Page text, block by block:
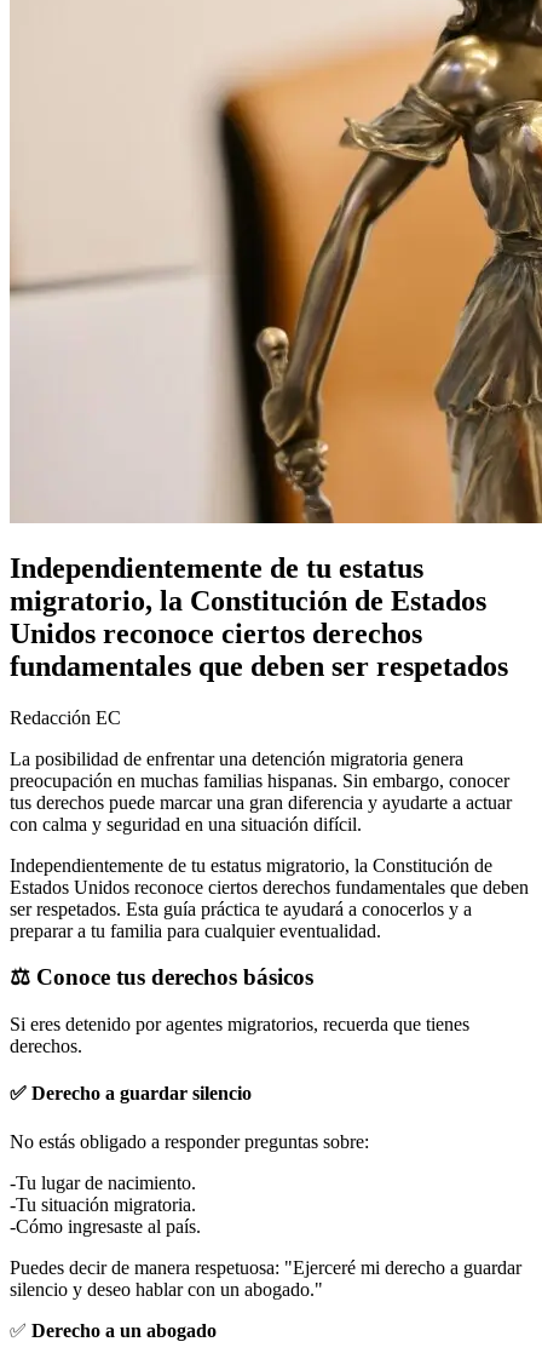
Independientemente de tu estatus
migratorio, la Constitución de Estados
Unidos reconoce ciertos derechos
fundamentales que deben ser respetados
Redacción EC
La posibilidad de enfrentar una detención migratoria genera
preocupación en muchas familias hispanas. Sin embargo, conocer
tus derechos puede marcar una gran diferencia y ayudarte a actuar
con calma y seguridad en una situación difícil.
Independientemente de tu estatus migratorio, la Constitución de
Estados Unidos reconoce ciertos derechos fundamentales que deben
ser respetados. Esta guía práctica te ayudará a conocerlos y a
preparar a tu familia para cualquier eventualidad.
⚖️ Conoce tus derechos básicos
Si eres detenido por agentes migratorios, recuerda que tienes
derechos.
✅ Derecho a guardar silencio
No estás obligado a responder preguntas sobre:
-Tu lugar de nacimiento.
-Tu situación migratoria.
-Cómo ingresaste al país.
Puedes decir de manera respetuosa: "Ejerceré mi derecho a guardar
silencio y deseo hablar con un abogado."
✅ Derecho a un abogado